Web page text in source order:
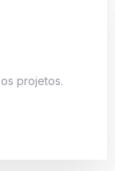
projetos.